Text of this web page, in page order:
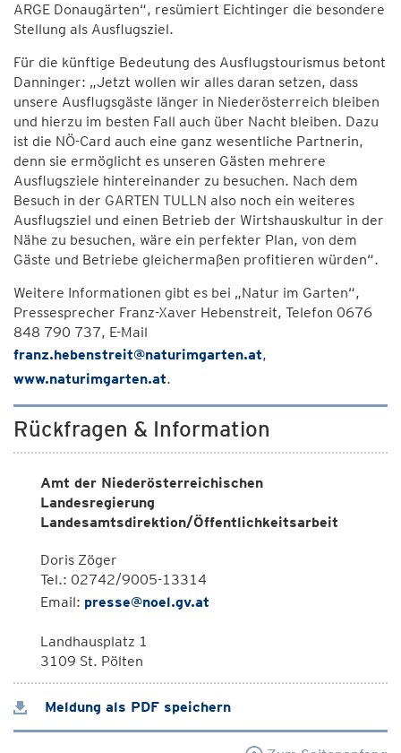
ARGE Donaugärten“, resümiert Eichtinger die besondere
Stellung als Ausflugsziel.
Für die künftige Bedeutung des Ausflugstourismus betont
Danninger: „Jetzt wollen wir alles daran setzen, dass
unsere Ausflugsgäste länger in Niederösterreich bleiben
und hierzu im besten Fall auch über Nacht bleiben. Dazu
ist die NÖ-Card auch eine ganz wesentliche Partnerin,
denn sie ermöglicht es unseren Gästen mehrere
Ausflugsziele hintereinander zu besuchen. Nach dem
Besuch in der GARTEN TULLN also noch ein weiteres
Ausflugsziel und einen Betrieb der Wirtshauskultur in der
Nähe zu besuchen, wäre ein perfekter Plan, von dem
Gäste und Betriebe gleichermaßen profitieren würden“.
Weitere Informationen gibt es bei „Natur im Garten“,
Pressesprecher Franz-Xaver Hebenstreit, Telefon 0676
848 790 737, E-Mail
franz.hebenstreit@naturimgarten.at,
www.naturimgarten.at.
Rückfragen & Information
Amt der Niederösterreichischen
Landesregierung
Landesamtsdirektion/Öffentlichkeitsarbeit
Doris Zöger
Tel.: 02742/9005-13314
Email: presse@noel.gv.at
Landhausplatz 1
3109 St. Pölten
Meldung als PDF speichern